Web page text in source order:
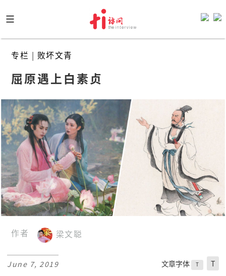
to
content
专栏 | 败坏文青
屈原遇上白素贞
作者 梁文聪
June 7, 2019 文章字体 T T